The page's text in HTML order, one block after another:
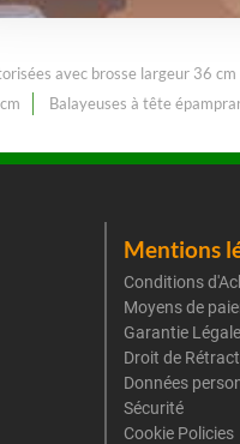
avec brosse largeur 36 cm
Balayeuses à tête
Mentions
Conditions
Moyens de
Garantie Légale
Droit de
Données
Sécurité
Cookie Policies